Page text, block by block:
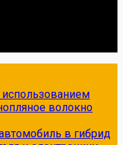
волокно
в гибрид